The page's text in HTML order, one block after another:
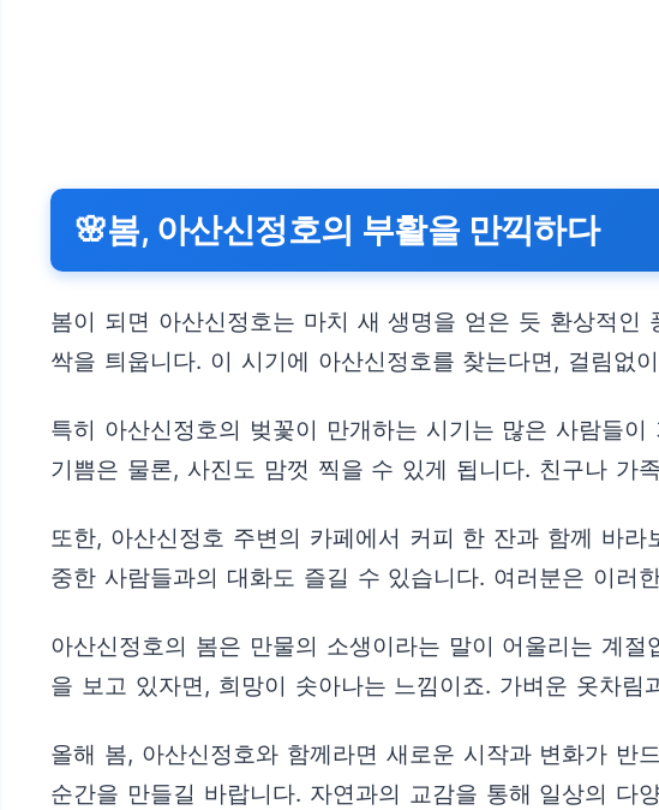
🌸봄, 아산신정호의 부활을 만끽하다
봄이 되면 아산신정호는 마치 새 생명을 얻은 듯 환상적인
싹을 틔웁니다. 이 시기에 아산신정호를 찾는다면, 걸림없
특히 아산신정호의 벚꽃이 만개하는 시기는 많은 사람들
기쁨은 물론, 사진도 맘껏 찍을 수 있게 됩니다. 친구나 가
또한, 아산신정호 주변의 카페에서 커피 한 잔과 함께 바
중한 사람들과의 대화도 즐길 수 있습니다. 여러분은 이러
아산신정호의 봄은 만물의 소생이라는 말이 어울리는 계
을 보고 있자면, 희망이 솟아나는 느낌이죠. 가벼운 옷차림
올해 봄, 아산신정호와 함께라면 새로운 시작과 변화가 반
순간을 만들길 바랍니다. 자연과의 교감을 통해 일상의 다